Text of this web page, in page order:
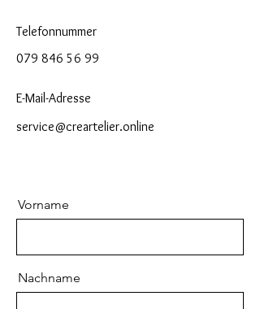
Telefonnummer
079 846 56 99
E-Mail-Adresse
service@creartelier.online
Vorname
Nachname